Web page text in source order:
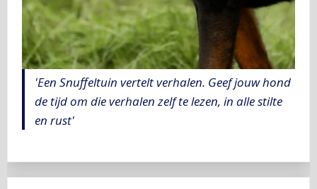
'Een Snuffeltuin vertelt verhalen. Geef jouw hond
de tijd om die verhalen zelf te lezen, in alle stilte
en rust'